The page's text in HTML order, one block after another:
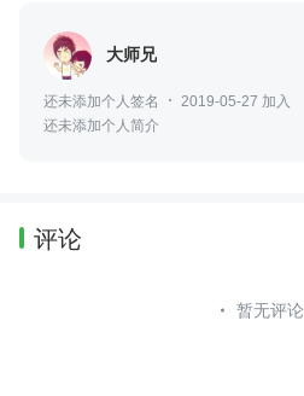
大师兄
还未添加个人签名
2019-05-27 加入
还未添加个人简介
评论
暂无评论